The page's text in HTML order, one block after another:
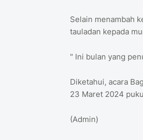
Selain menambah
tauladan kepada
" Ini bulan yang
Diketahui, acara
23 Maret 2024
(Admin)